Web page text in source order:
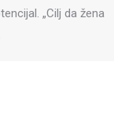
„Cilj da žena